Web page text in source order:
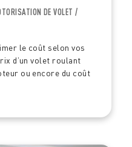
DE VOLET /
le coût selon vos
d’un volet roulant
ou encore du coût